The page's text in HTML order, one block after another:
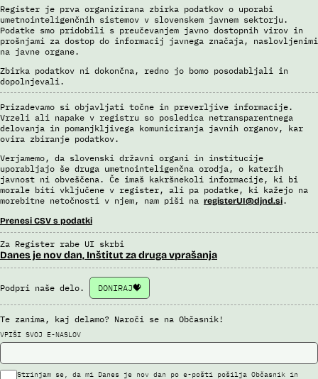
na utemeljene razloge v posamičnem primeru posreduje podatke
potnikov, prijavljenih na let, oziroma podatke potnikov iz sistema
rezervacij letalskih vozovnic oziroma rezultate njihove obdelave
drugim enotam policije.
pri avtomatizirani obdelavi podatkov ter varnostna tveganja
posamično pregledajo še z neavtomatiziranimi sredstvi.
Sistem uporablja sledeče vire podatkov: Evidenca potnikov,
prijavljenih na let, Evidenca potnikov iz sistema rezervacij letalskih
vozovnic, Evidence policije, Schengenskega informacijskega sistema,
Interpola.
Viri:
Brošura 60 let informacijsko telekomunikacijskega sistema policije
Odgovor na zahtevek za informacije javnega značaja
Register je prva organizirana zbirka podatkov o uporabi
umetnointeligenčnih sistemov v slovenskem javnem sektorju.
Podatke smo pridobili s preučevanjem javno dostopnih virov in
prošnjami za dostop do informacij javnega značaja, naslovljenimi
na javne organe.
Zbirka podatkov ni dokončna, redno jo bomo posodabljali in
dopolnjevali.
Prizadevamo si objavljati točne in preverljive informacije.
Vrzeli ali napake v registru so posledica netransparentnega
delovanja in pomanjkljivega komuniciranja javnih organov, kar
ovira zbiranje podatkov.
Verjamemo, da slovenski državni organi in institucije
uporabljajo še druga umetnointeligenčna orodja, o katerih
javnost ni obveščena. Če imaš kakršnekoli informacije, ki bi
morale biti vključene v register, ali pa podatke, ki kažejo na
morebitne netočnosti v njem, nam piši na registerUI@djnd.si.
Prenesi CSV s podatki
Za Register rabe UI skrbi
Danes je nov dan, Inštitut za druga vprašanja
Podpri naše delo. DONIRAJ
Te zanima, kaj delamo? Naroči se na Občasnik!
VPIŠI SVOJ E-NASLOV
Strinjam se, da mi Danes je nov dan po e-pošti pošilja Občasnik in